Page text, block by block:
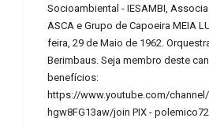
Socioambiental - IESAMBI,
ASCA e Grupo de Capoeira MEIA
feira, 29 de Maio de 1962.
Berimbaus. Seja membro deste
benefícios:
https://www.youtube.com/channel/
hgw8FG13aw/join PIX -